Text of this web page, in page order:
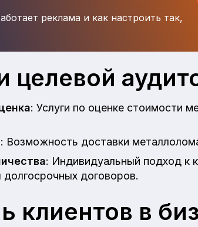
реклама и как настроить так,
целевой
: Услуги по оценке стоимости
: Возможность доставки
: Индивидуальный подход к
договоров.
клиентов в